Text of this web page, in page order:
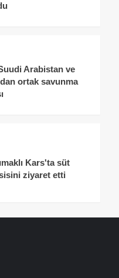
Arabistan ve
ortak savunma
Kars'ta süt
ziyaret etti